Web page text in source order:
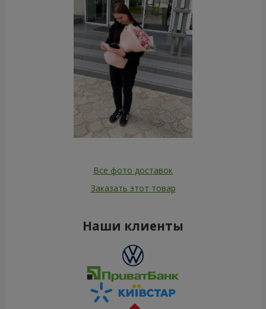
Все фото доставок
Заказать этот товар
Наши клиенты